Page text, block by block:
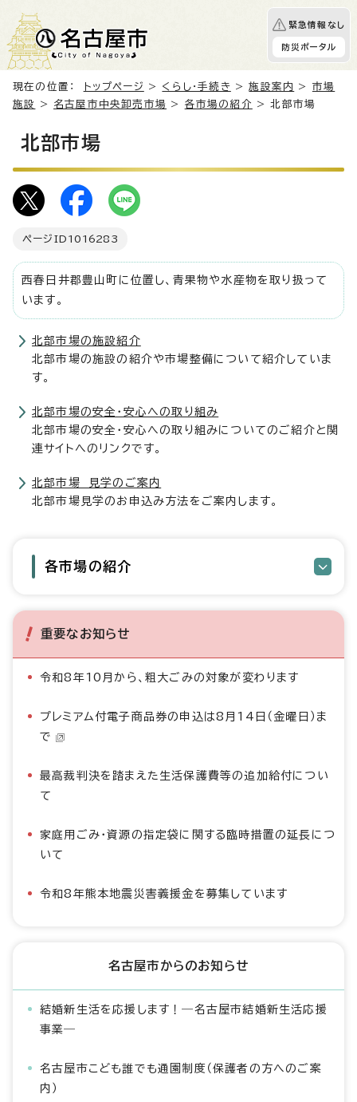
緊急情報なし
防災ポータル
現在の位置： トップページ > くらし・手続き >施設案内 > 市場
施設
> 名古屋市中央卸売市場 > 各市場の紹介 > 北部市場
北部市場
ページID 1016283
西春日井郡豊山町に位置し、青果物や水産物を取り扱って
います。
北部市場の施設紹介
北部市場の施設の紹介や市場整備について紹介していま
す。
北部市場の安全・安心への取り組み
北部市場の安全・安心への取り組みについてのご紹介と関
連サイトへのリンクです。
北部市場 見学のご案内
北部市場見学のお申込み方法をご案内します。
各市場の紹介
重要なお知らせ
令和8年10月から、粗大ごみの対象が変わります
プレミアム付電子商品券の申込は8月14日（金曜日）ま
で
最高裁判決を踏まえた生活保護費等の追加給付につい
て
家庭用ごみ・資源の指定袋に関する臨時措置の延長につ
いて
令和8年熊本地震災害義援金を募集しています
名古屋市からのお知らせ
結婚新生活を応援します！―名古屋市結婚新生活応援
事業―
名古屋市こども誰でも通園制度（保護者の方へのご案
内）